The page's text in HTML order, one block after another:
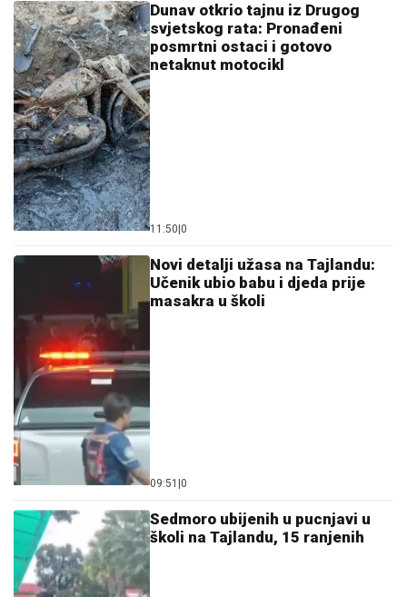
Dunav otkrio tajnu iz Drugog
svjetskog rata: Pronađeni
posmrtni ostaci i gotovo
netaknut motocikl
11:50 0
Novi detalji užasa na Tajlandu:
Učenik ubio babu i djeda prije
masakra u školi
09:51 0
Sedmoro ubijenih u pucnjavi u
školi na Tajlandu, 15 ranjenih